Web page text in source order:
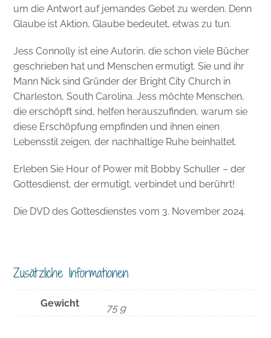
um die Antwort auf jemandes Gebet zu werden. Denn
Glaube ist Aktion, Glaube bedeutet, etwas zu tun.
Jess Connolly ist eine Autorin, die schon viele Bücher
geschrieben hat und Menschen ermutigt. Sie und ihr
Mann Nick sind Gründer der Bright City Church in
Charleston, South Carolina. Jess möchte Menschen,
die erschöpft sind, helfen herauszufinden, warum sie
diese Erschöpfung empfinden und ihnen einen
Lebensstil zeigen, der nachhaltige Ruhe beinhaltet.
Erleben Sie Hour of Power mit Bobby Schuller – der
Gottesdienst, der ermutigt, verbindet und berührt!
Die DVD des Gottesdienstes vom 3. November 2024.
Zusätzliche Informationen
Gewicht 75 g